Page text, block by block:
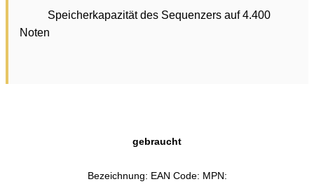
Speicherkapazität des Sequenzers auf 4.400
Noten
gebraucht
Bezeichnung: EAN Code: MPN: